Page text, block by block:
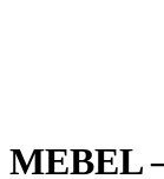
MEBEL